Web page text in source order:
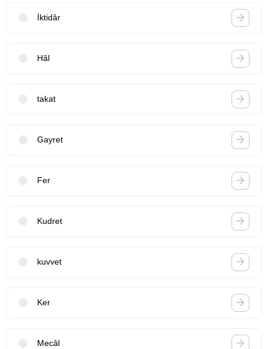
İktidâr
Hâl
takat
Gayret
Fer
Kudret
kuvvet
Ker
Mecâl